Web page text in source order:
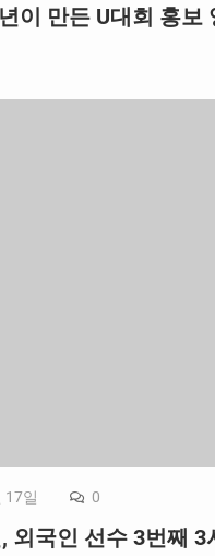
이 만든 U대회 홍보
17일 0
외국인 선수 3번째 3